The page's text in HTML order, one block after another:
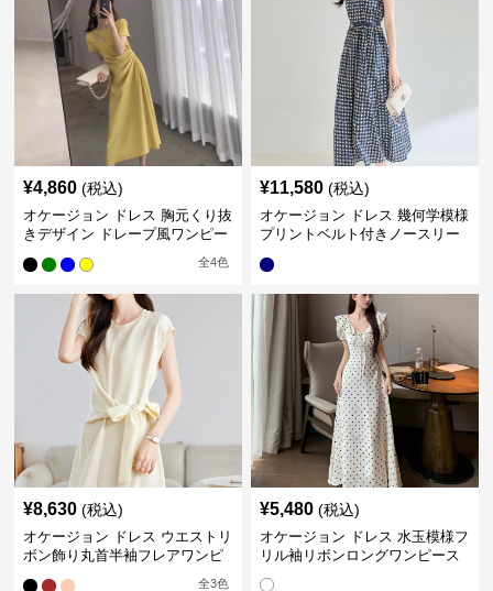
¥4,860 (税込)
オケージョン ドレス 胸元くり抜
きデザイン ドレープ風ワンピー
全4色
¥11,580 (税込)
オケージョン ドレス 幾何学模様
プリントベルト付きノースリー
¥8,630 (税込)
オケージョン ドレス ウエストリ
ボン飾り丸首半袖フレアワンピ
全3色
¥5,480 (税込)
オケージョン ドレス 水玉模様フ
リル袖リボンロングワンピース